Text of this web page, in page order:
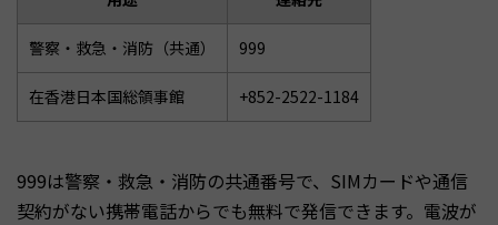
警察・救急・消防（共通） 999
在香港日本国総領事館 +852-2522-1184
999は警察・救急・消防の共通番号で、SIMカードや通信
契約がない携帯電話からでも無料で発信できます。電波が